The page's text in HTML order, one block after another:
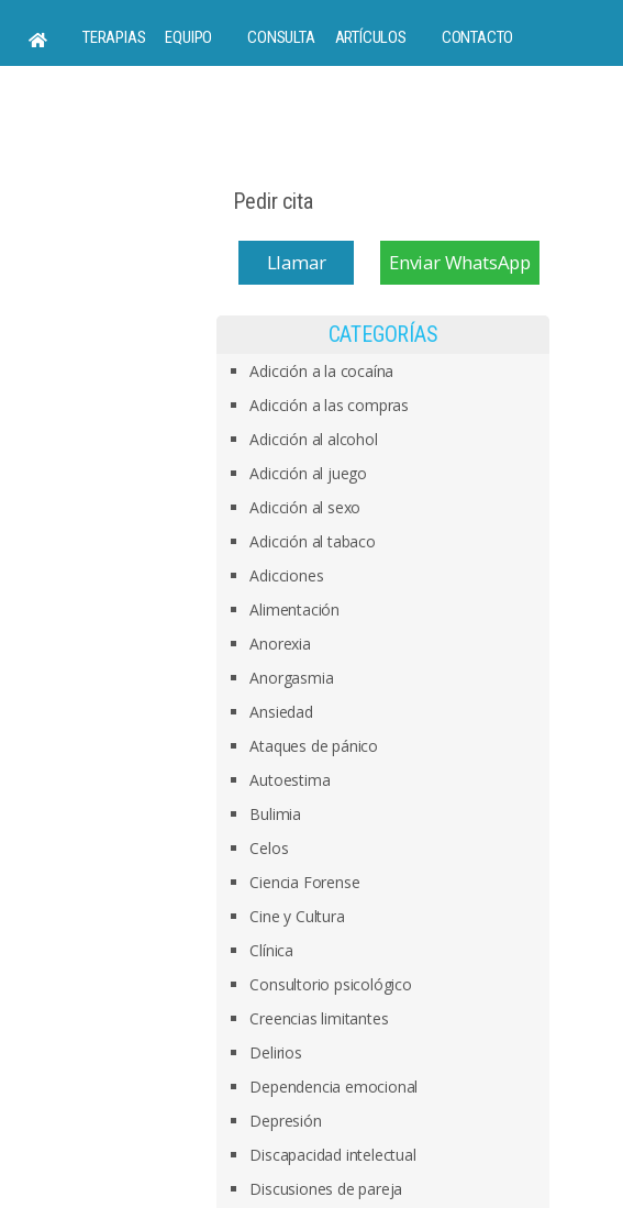
TERAPIAS EQUIPO CONSULTA ARTÍCULOS CONTACTO
Pedir cita
Llamar Enviar WhatsApp
CATEGORÍAS
Adicción a la cocaína
Adicción a las compras
Adicción al alcohol
Adicción al juego
Adicción al sexo
Adicción al tabaco
Adicciones
Alimentación
Anorexia
Anorgasmia
Ansiedad
Ataques de pánico
Autoestima
Bulimia
Celos
Ciencia Forense
Cine y Cultura
Clínica
Consultorio psicológico
Creencias limitantes
Delirios
Dependencia emocional
Depresión
Discapacidad intelectual
Discusiones de pareja